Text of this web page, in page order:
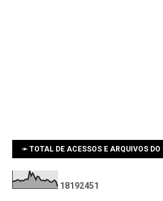
➛ TOTAL DE ACESSOS E ARQUIVOS DO
18192451